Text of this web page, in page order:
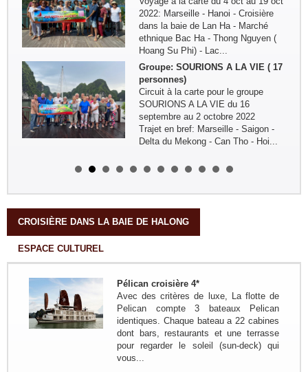
Groupe: SOURIONS A LA VIE ( 17
personnes)
Circuit à la carte pour le groupe
SOURIONS A LA VIE du 16
septembre au 2 octobre 2022
Trajet en bref: Marseille - Saigon -
Delta du Mekong - Can Tho - Hoi...
Groupe: Mr/Mme Gilles LAGUEST
et Carole
Circuit sur mesure ( 11 jours/ 10
nuits) : Paris - Ho Chi Minh Ville -
Phu Quoc ( 4jours) - Ha Tien - Chau
Lach - Ho Chi Minh...
Frederic 04personnes
Circuit sur mesure 20 jours/19 nuits:
Bruxelles - Hanoi - NGhia Lo - Mu
Cang Chai - Sapa - Bac Ha - Thong
l'eau de Bouchemaine...
Trajet en bref:(Circuit sur mesure) :
Hanoi - Thong Nguyen ( Ha Giang) -
Bac Ha - Hanoi - Baie de Lan Ha -
Grotte Phong Nha - Hue - HoiAn -
KonTum - Buon Ma...
CROISIÈRE DANS LA BAIE DE HALONG
ESPACE CULTUREL
Pélican croisière 4*
Avec des critères de luxe, La flotte de
Pelican compte 3 bateaux Pelican
identiques. Chaque bateau a 22 cabines
dont bars, restaurants et une terrasse
pour regarder le soleil (sun-deck) qui
vous...